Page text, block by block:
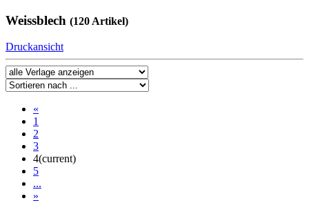
Weissblech (120 Artikel)
Druckansicht
«
1
2
3
4(current)
5
...
»